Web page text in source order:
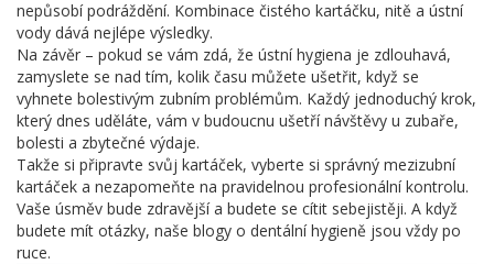
nepůsobí podráždění. Kombinace čistého kartáčku, nitě a ústní
vody dává nejlépe výsledky.
Na závěr – pokud se vám zdá, že ústní hygiena je zdlouhavá,
zamyslete se nad tím, kolik času můžete ušetřit, když se
vyhnete bolestivým zubním problémům. Každý jednoduchý krok,
který dnes uděláte, vám v budoucnu ušetří návštěvy u zubaře,
bolesti a zbytečné výdaje.
Takže si připravte svůj kartáček, vyberte si správný mezizubní
kartáček a nezapomeňte na pravidelnou profesionální kontrolu.
Vaše úsměv bude zdravější a budete se cítit sebejistěji. A když
budete mít otázky, naše blogy o dentální hygieně jsou vždy po
ruce.